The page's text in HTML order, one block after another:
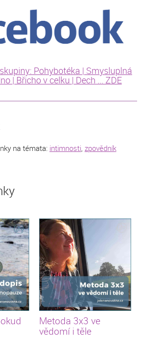
Pohybotéka | Smysluplná
| Břicho v celku | Dech ... ZDE
na témata: intimnosti, zpovědník
Metoda 3x3 ve
vědomí i těle